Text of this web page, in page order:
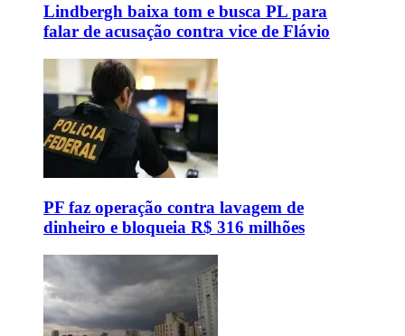
Lindbergh baixa tom e busca PL para
falar de acusação contra vice de Flávio
PF faz operação contra lavagem de
dinheiro e bloqueia R$ 316 milhões